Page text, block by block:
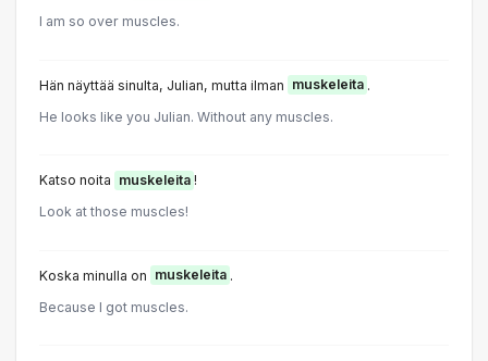
I am so over muscles.
Hän näyttää sinulta, Julian, mutta ilman muskeleita .
He looks like you Julian. Without any muscles.
Katso noita muskeleita !
Look at those muscles!
Koska minulla on muskeleita .
Because I got muscles.